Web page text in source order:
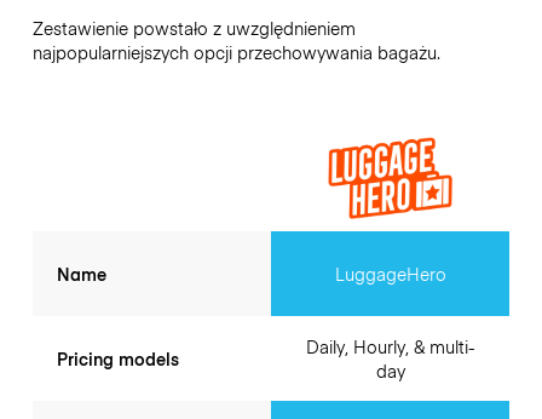
Zestawienie powstało z uwzględnieniem
najpopularniejszych opcji przechowywania bagażu.
Name
Pricing models
LuggageHero
Daily, Hourly, & multi-
day